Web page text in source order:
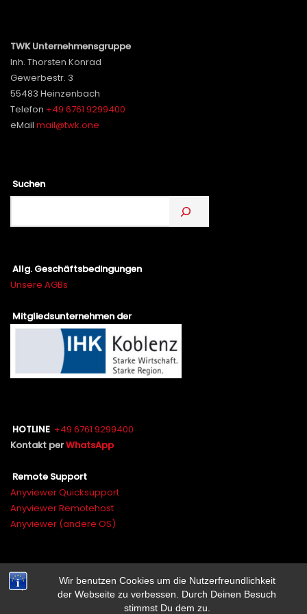
Wir benutzen Cookies um die Nutzerfreundlichkeit
der Webseite zu verbessen. Durch Deinen Besuch
stimmst Du dem zu.
TWK Unternehmensgruppe
Inh. Thorsten Konrad
Gewerbestr. 3
55483 Heinzenbach
Telefon +49 6761 9299400
eMail mail@twk.one
Suchen
Allg. Geschäftsbedingungen
Unsere AGBs
Mitgliedsunternehmen der
HOTLINE +49 6761 9299400
Kontakt perWhatsApp
Remote Support
Anyviewer Quicksupport
Anyviewer Remotehost
Anyviewer (andere OS)
Stolz präsentiert von WordPress |Theme: industryup von
Themeansar